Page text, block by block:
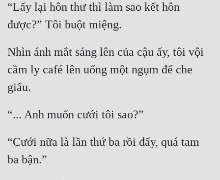
“Lấy lại hôn thư thì làm sao kết hôn
được?” Tôi buột miệng.
Nhìn ánh mắt sáng lên của cậu ấy, tôi vội
cầm ly café lên uống một ngụm để che
giấu.
“... Anh muốn cưới tôi sao?”
“Cưới nữa là lần thứ ba rồi đấy, quá tam
ba bận.”